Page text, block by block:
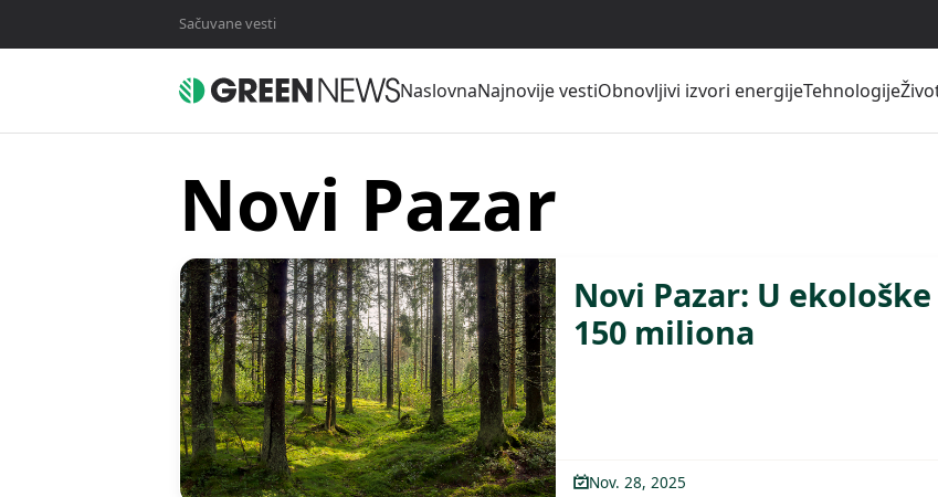
Sačuvane vesti
NaslovnaNajnovije vestiObnovljivi izvori energijeTehnologije
Novi Pazar
Novi Pazar: U
150 miliona
Nov. 28, 2025